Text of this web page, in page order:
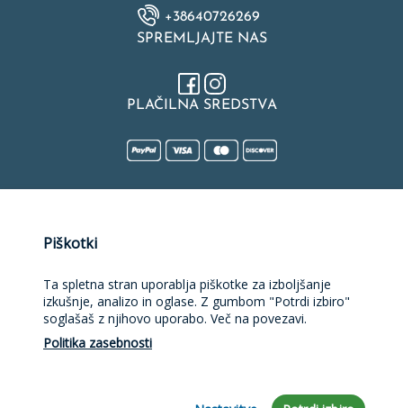
+38640726269
SPREMLJAJTE NAS
PLAČILNA SREDSTVA
platforme in mobilne aplikacije sofinancirata Republika Slovenija
marketing.
Piškotki
Ta spletna stran uporablja piškotke za izboljšanje
izkušnje, analizo in oglase. Z gumbom "Potrdi izbiro"
soglašaš z njihovo uporabo. Več na povezavi.
Politika zasebnosti